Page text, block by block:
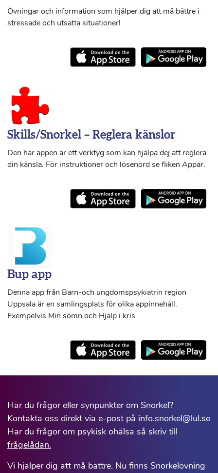
Övningar och information som hjälper dig att må bättre i
stressade och utsatta situationer!
Skills/Snorkel – Reglera känslor
Den här appen är ett verktyg som kan hjälpa dej att reglera
din känsla. För instruktioner och lösenord se fliken Appar.
Bup app
Denna app från Barn-och ungdomspsykiatrin region
Uppsala är en samlingsplats för olika appinnehåll.
Exempelvis Min sömn och Hjälp i kris
Har du frågor eller synpunkter om Snorkel?
Kontakta oss direkt via e-post på info.snorkel@lul.se
Har du frågor om psykisk ohälsa så skriv till
frågelådan.
Vi hjälper dig att må bättre. Nu finns Snorkelövning